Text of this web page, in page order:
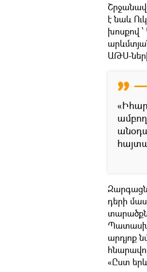
է նաև
խոսքով
ԱԹՍ-
դերի
արդյոք
«Ըստ